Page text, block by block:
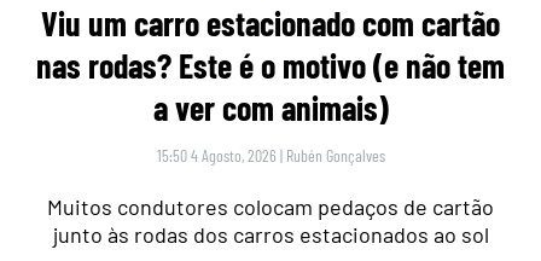
Viu um carro estacionado com cartão
nas rodas? Este é o motivo (e não tem
a ver com animais)
15:50 4 Agosto, 2026 | Rubén Gonçalves
Muitos condutores colocam pedaços de cartão
junto às rodas dos carros estacionados ao sol